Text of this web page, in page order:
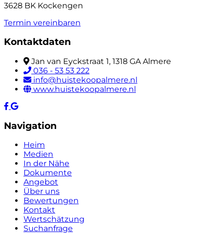
3628 BK Kockengen
Termin vereinbaren
Kontaktdaten
Jan van Eyckstraat 1, 1318 GA Almere
036 - 53 53 222
info@huistekoopalmere.nl
www.huistekoopalmere.nl
Navigation
Heim
Medien
In der Nähe
Dokumente
Angebot
Über uns
Bewertungen
Kontakt
Wertschätzung
Suchanfrage